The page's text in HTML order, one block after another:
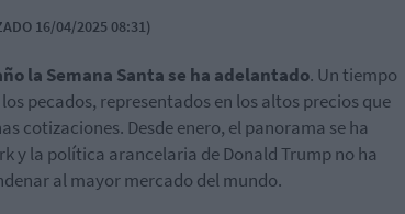
16/04/2025 08:31)
la Semana Santa se ha adelantado. Un tiempo
pecados, representados en los altos precios que
cotizaciones. Desde enero, el panorama se ha
y la política arancelaria de Donald Trump no ha
al mayor mercado del mundo.